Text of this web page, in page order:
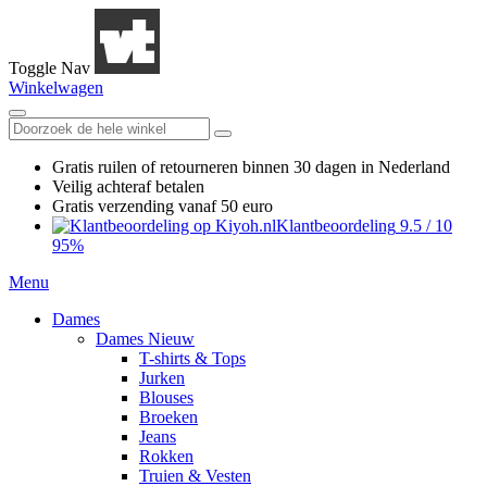
Toggle Nav
Winkelwagen
Gratis ruilen of retourneren binnen 30 dagen in Nederland
Veilig achteraf betalen
Gratis verzending vanaf 50 euro
Klantbeoordeling 9.5 / 10
95%
Menu
Dames
Dames Nieuw
T-shirts & Tops
Jurken
Blouses
Broeken
Jeans
Rokken
Truien & Vesten